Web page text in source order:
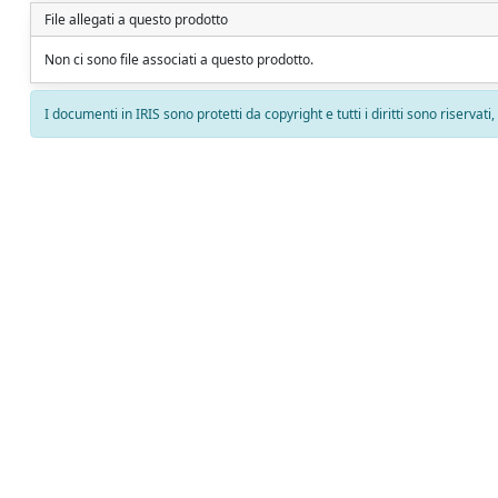
File allegati a questo prodotto
Non ci sono file associati a questo prodotto.
I documenti in IRIS sono protetti da copyright e tutti i diritti sono